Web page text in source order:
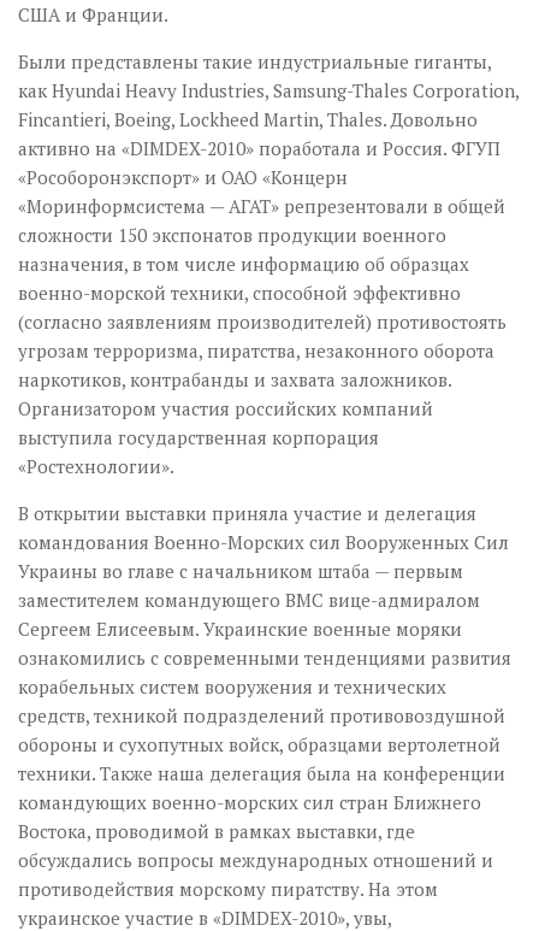
США и Франции.
Были представлены такие индустриальные гиганты,
как Hyundai Heavy Industries, Samsung-Thales Corporation,
Fincantieri, Boeing, Lockheed Martin, Thales. Довольно
активно на «DIMDEX-2010» поработала и Россия. ФГУП
«Рособоронэкспорт» и ОАО «Концерн
«Моринформсистема — АГАТ» репрезентовали в общей
сложности 150 экспонатов продукции военного
назначения, в том числе информацию об образцах
военно-морской техники, способной эффективно
(согласно заявлениям производителей) противостоять
угрозам терроризма, пиратства, незаконного оборота
наркотиков, контрабанды и захвата заложников.
Организатором участия российских компаний
выступила государственная корпорация
«Ростехнологии».
В открытии выставки приняла участие и делегация
командования Военно-Морских сил Вооруженных Сил
Украины во главе с начальником штаба — первым
заместителем командующего ВМС вице-адмиралом
Сергеем Елисеевым. Украинские военные моряки
ознакомились с современными тенденциями развития
корабельных систем вооружения и технических
средств, техникой подразделений противовоздушной
обороны и сухопутных войск, образцами вертолетной
техники. Также наша делегация была на конференции
командующих военно-морских сил стран Ближнего
Востока, проводимой в рамках выставки, где
обсуждались вопросы международных отношений и
противодействия морскому пиратству. На этом
украинское участие в «DIMDEX-2010», увы,